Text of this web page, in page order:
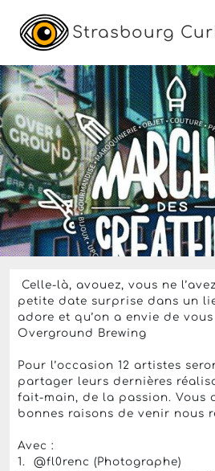
Strasbourg
exposition art contemporain art
peinture
Le dimanche 31 mai 2026 de
12. artistes à
Marché des
Touch-Artts
Overground Brewing,
Entrée libre
Celle-là, avouez, vous ne
petite date surprise dans un
adore et qu’on a envie de
Overground Brewing
Pour l’occasion 12 artistes
partager leurs dernières
fait-main, de la passion. Vous
bonnes raisons de venir nous
Avec :
1. @fl0renc (Photographe)